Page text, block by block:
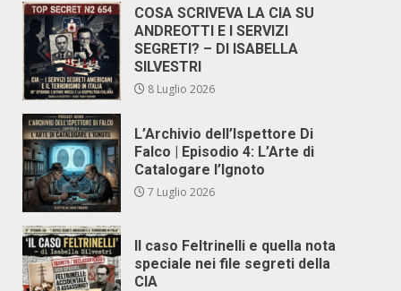
COSA SCRIVEVA LA CIA SU
ANDREOTTI E I SERVIZI
SEGRETI? – DI ISABELLA
SILVESTRI
8 Luglio 2026
L’Archivio dell’Ispettore Di
Falco | Episodio 4: L’Arte di
Catalogare l’Ignoto
7 Luglio 2026
Il caso Feltrinelli e quella nota
speciale nei file segreti della
CIA